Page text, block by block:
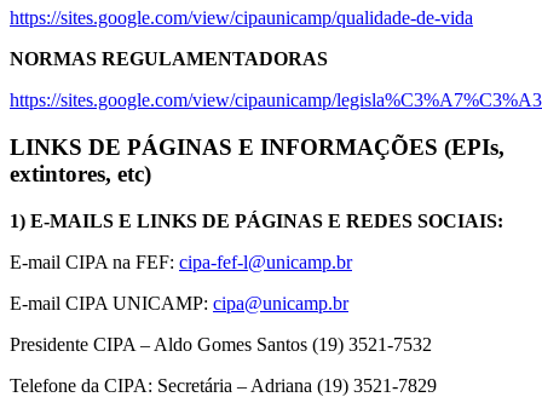
https://sites.google.com/view/cipaunicamp/qualidade-de-vida
NORMAS REGULAMENTADORAS
https://sites.google.com/view/cipaunicamp/
LINKS DE PÁGINAS E INFORMAÇÕES (EPIs,
extintores, etc)
1) E-MAILS E LINKS DE PÁGINAS E REDES SOCIAIS:
E-mail CIPA na FEF: cipa-fef-l@unicamp.br
E-mail CIPA UNICAMP: cipa@unicamp.br
Presidente CIPA – Aldo Gomes Santos (19) 3521-7532
Telefone da CIPA: Secretária – Adriana (19) 3521-7829